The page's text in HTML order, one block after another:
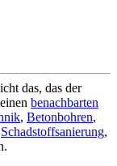
das, das der
benachbarten
, Betonbohren,
Schadstoffsanierung,